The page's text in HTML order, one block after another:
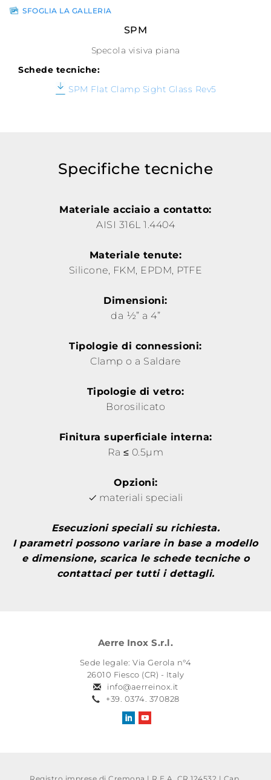
SFOGLIA LA GALLERIA
SPM
Specola visiva piana
Schede tecniche:
SPM Flat Clamp Sight Glass Rev5
Specifiche tecniche
Materiale acciaio a contatto:
AISI 316L 1.4404
Materiale tenute:
Silicone, FKM, EPDM, PTFE
Dimensioni:
da ½” a 4”
Tipologie di connessioni:
Clamp o a Saldare
Tipologie di vetro:
Borosilicato
Finitura superficiale interna:
Ra ≤ 0.5µm
Opzioni:
materiali speciali
Esecuzioni speciali su richiesta.
I parametri possono variare in base a modello
e dimensione, scarica le schede tecniche o
contattaci per tutti i dettagli.
Aerre Inox S.r.l.
Sede legale: Via Gerola n°4
26010 Fiesco (CR) - Italy
info@aerreinox.it
+39. 0374. 370828